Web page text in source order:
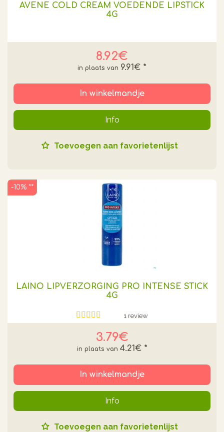
AVENE COLD CREAM VOEDENDE LIPSTICK
4G
8.92€
9.91€ *
In winkelmandje
Info
Toevoegen aan favorietenlijst
LAINO LIPVERZORGING PRO INTENSE STICK
4G
1 review
3.79€
4.21€ *
-10% **
In winkelmandje
Info
Toevoegen aan favorietenlijst